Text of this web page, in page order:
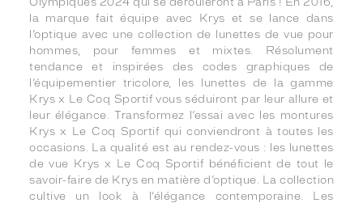
la marque fait équipe avec Krys et se lance dans
l’optique avec une collection de lunettes de vue pour
hommes, pour femmes et mixtes. Résolument
tendance et inspirées des codes graphiques de
l’équipementier tricolore, les lunettes de la gamme
Krys x Le Coq Sportif vous séduiront par leur allure et
leur élégance. Transformez l’essai avec les montures
Krys x Le Coq Sportif qui conviendront à toutes les
occasions. La qualité est au rendez-vous : les lunettes
de vue Krys x Le Coq Sportif bénéficient de tout le
savoir-faire de Krys en matière d’optique. La collection
cultive un look à l’élégance contemporaine. Les